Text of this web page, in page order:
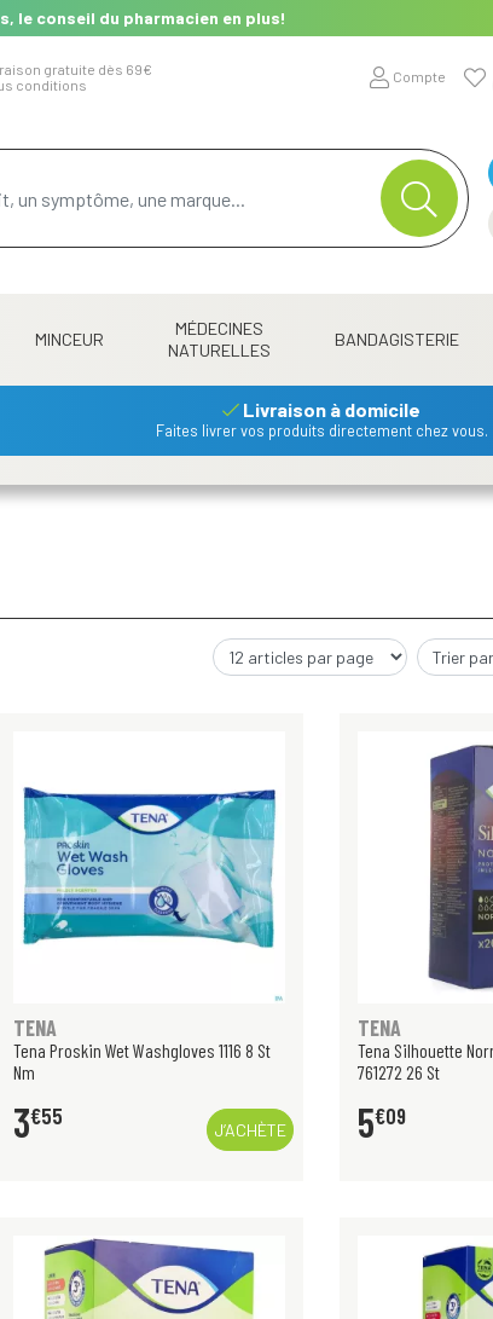
le conseil du pharmacien en plus!
gratuite dès 69€
conditions
Compte
MINCEUR
MÉDECINES
NATURELLES
BANDAGISTERIE
Livraison à domicile
Faites livrer vos produits directement chez vous.
TENA
Tena Proskin Wet Washgloves 1116 8 St
Nm
3€55
J’ACHÈTE
TENA
Tena Silhouette
761272 26 St
5€09